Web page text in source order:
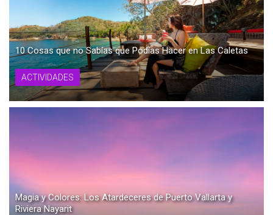
10 Cosas que no Sabías que Podías Hacer en Las Caletas
ACTIVIDADES
Magia y Colores: Los Atardeceres de Puerto Vallarta y
Riviera Nayarit